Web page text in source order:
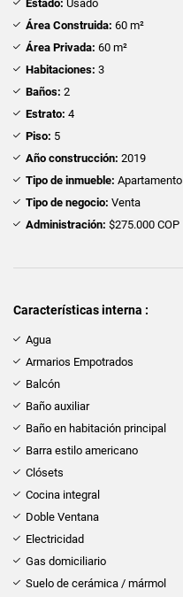
Estado: Usado
Área Construida: 60 m²
Área Privada: 60 m²
Habitaciones: 3
Baños: 2
Estrato: 4
Piso: 5
Año construcción: 2019
Tipo de inmueble: Apartamento
Tipo de negocio: Venta
Administración: $275.000 COP
Características interna :
Agua
Armarios Empotrados
Balcón
Baño auxiliar
Baño en habitación principal
Barra estilo americano
Clósets
Cocina integral
Doble Ventana
Electricidad
Gas domiciliario
Suelo de cerámica / mármol